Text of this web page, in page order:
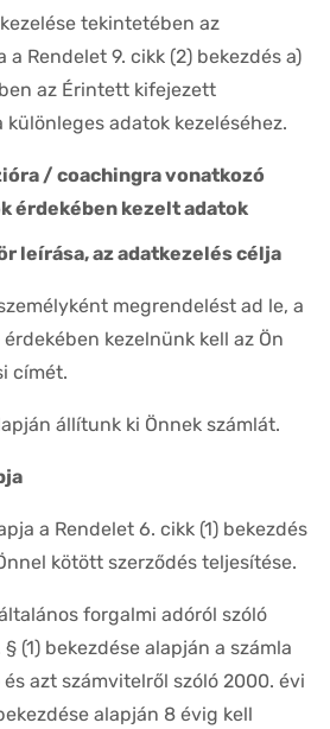
tekintetében az
Rendelet 9. cikk (2) bekezdés a)
az Érintett kifejezett
adatok kezeléséhez.
/ coachingra vonatkozó
érdekében kezelt adatok
leírása, az adatkezelés célja
megrendelést ad le, a
kezelnünk kell az Ön
címét.
állítunk ki Önnek számlát.
a Rendelet 6. cikk (1) bekezdés
kötött szerződés teljesítése.
forgalmi adóról szóló
§ (1) bekezdése alapján a számla
azt számvitelről szóló 2000. évi
alapján 8 évig kell